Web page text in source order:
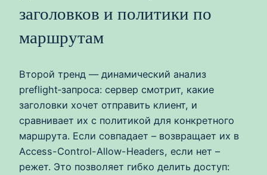
заголовков и политики по
маршрутам
Второй тренд — динамический анализ
preflight‑запроса: сервер смотрит, какие
заголовки хочет отправить клиент, и
сравнивает их с политикой для конкретного
маршрута. Если совпадает – возвращает их в
Access-Control-Allow-Headers, если нет –
режет. Это позволяет гибко делить доступ: